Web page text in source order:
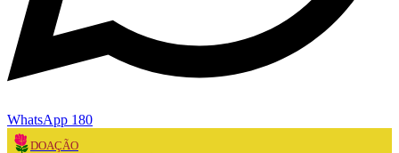
WhatsApp 180
DOAÇÃO